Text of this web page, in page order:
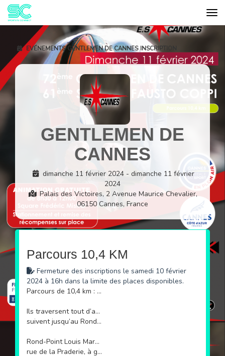
Cookies management panel
EVÉNEMENTS GENTLEMEN DE CANNES INSCRIPTION
GENTLEMEN DE
CANNES
dimanche 11 février 2024 - dimanche 11 février
2024
Palais des Victoires, 2 Avenue Maurice Chevalier,
06150 Cannes, France
Parcours 10,4 KM
Fermeture des inscriptions le samedi 10 février
2024 à 16h dans la limite des places disponibles.
Parcours de 10,4 km : Les coureurs s’élancent sur le boulevard du Midi Louise Moreau.
Ils traversent tout d’abord le Rond-point d’intersection de la rue de la Verrerie à La Bocca et pour-
suivent jusqu’au Rond-point Etienne Romano, en suivant à droite le boulevard du Rivage jusqu’au
Rond-Point Louis Marnay. A droite, ils longent l’avenue de la Roubine jusqu’à l’intersection de la
rue de la Praderie, à gauche, en prolongeant sur l’avenue Francis Tonner. Toujours à gauche, ils